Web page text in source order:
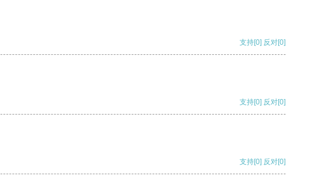
支持[0] 反对[0]
支持[0] 反对[0]
支持[0] 反对[0]